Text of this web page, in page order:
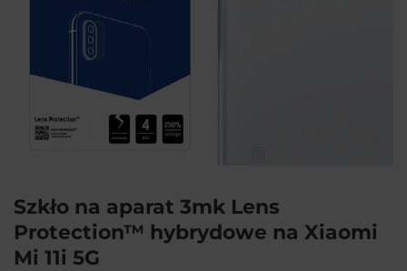
Szkło na aparat 3mk Lens
Protection™ hybrydowe na Xiaomi
Mi 11i 5G